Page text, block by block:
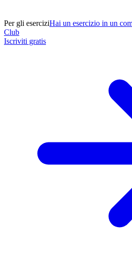
Per gli eserciziHai un esercizio in un
Club
Iscriviti gratis